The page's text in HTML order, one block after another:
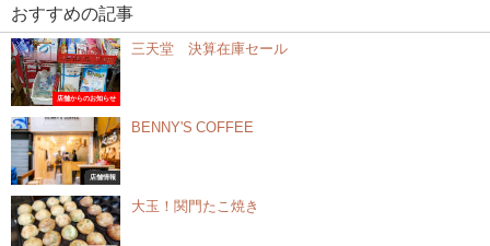
おすすめの記事
店舗からのお知らせ
三天堂 決算在庫セール
店舗情報
BENNY'S COFFEE
大玉！関門たこ焼き